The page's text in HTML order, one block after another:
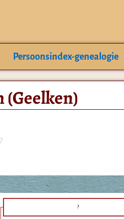
Persoonsindex-genealogie
?